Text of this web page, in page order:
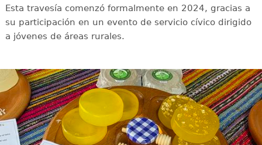
Esta travesía comenzó formalmente en 2024, gracias a
su participación en un evento de servicio cívico dirigido
a jóvenes de áreas rurales.